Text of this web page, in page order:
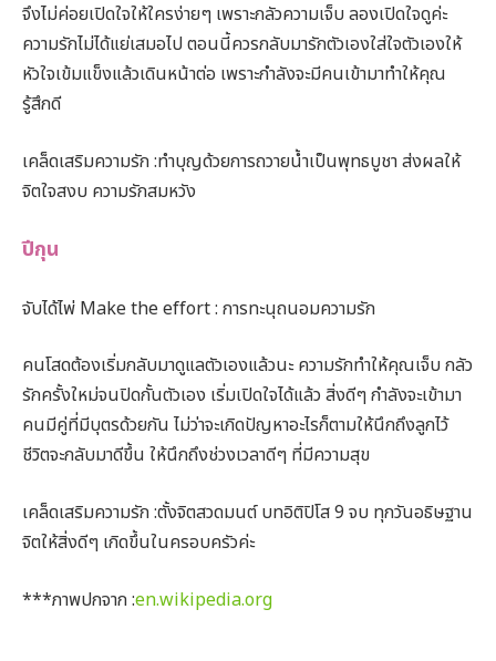
จึงไม่ค่อยเปิดใจให้ใครง่ายๆ เพราะกลัวความเจ็บ ลองเปิดใจดูค่ะ
ความรักไม่ได้แย่เสมอไป ตอนนี้ควรกลับมารักตัวเองใส่ใจตัวเองให้
หัวใจเข้มแข็งแล้วเดินหน้าต่อ เพราะกำลังจะมีคนเข้ามาทำให้คุณ
รู้สึกดี
เคล็ดเสริมความรัก :ทำบุญด้วยการถวายน้ำเป็นพุทธบูชา ส่งผลให้
จิตใจสงบ ความรักสมหวัง
ปีกุน
จับได้ไพ่ Make the effort : การทะนุถนอมความรัก
คนโสดต้องเริ่มกลับมาดูแลตัวเองแล้วนะ ความรักทำให้คุณเจ็บ กลัว
รักครั้งใหม่จนปิดกั้นตัวเอง เริ่มเปิดใจได้แล้ว สิ่งดีๆ กำลังจะเข้ามา
คนมีคู่ที่มีบุตรด้วยกัน ไม่ว่าจะเกิดปัญหาอะไรก็ตามให้นึกถึงลูกไว้
ชีวิตจะกลับมาดีขึ้น ให้นึกถึงช่วงเวลาดีๆ ที่มีความสุข
เคล็ดเสริมความรัก :ตั้งจิตสวดมนต์ บทอิติปิโส 9 จบ ทุกวันอธิษฐาน
จิตให้สิ่งดีๆ เกิดขึ้นในครอบครัวค่ะ
***ภาพปกจาก :en.wikipedia.org